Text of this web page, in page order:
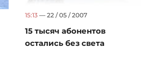
15:13 — 22 / 05 / 2007
15 тысяч абонентов
остались без света